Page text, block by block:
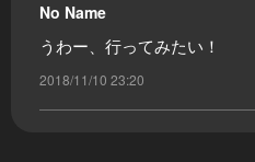
No Name
うわー、行ってみたい！
2018/11/10 23:20